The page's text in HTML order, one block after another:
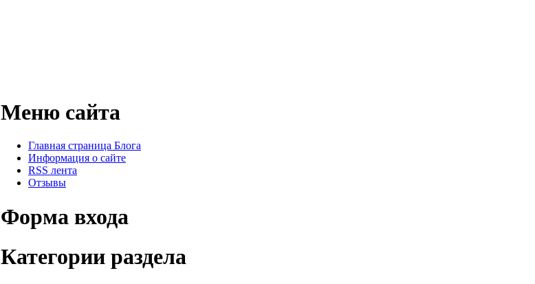
Меню сайта
Главная страница Блога
Информация о сайте
RSS лента
Отзывы
Форма входа
Категории раздела